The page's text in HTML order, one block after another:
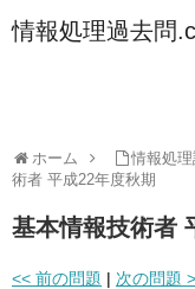
情報処理過去問
ホーム 情報処
術者 平成22年度秋期
基本情報技術者
<< 前の問題 | 次の問題